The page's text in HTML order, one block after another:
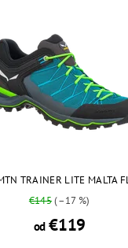
TRAINER LITE MALTA
€145(–17 %)
od€119